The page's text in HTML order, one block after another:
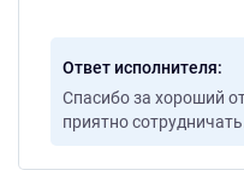
Ответ исполнителя
Спасибо за хороший
приятно